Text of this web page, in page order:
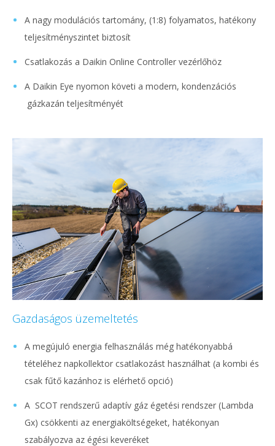
A nagy modulációs tartomány, (1:8) folyamatos, hatékony
teljesítményszintet biztosít
Csatlakozás a Daikin Online Controller vezérlőhöz
A Daikin Eye nyomon követi a modern, kondenzációs
gázkazán teljesítményét
Gazdaságos üzemeltetés
A megújuló energia felhasználás még hatékonyabbá
tételéhez napkollektor csatlakozást használhat (a kombi és
csak fűtő kazánhoz is elérhető opció)
A SCOT rendszerű adaptív gáz égetési rendszer (Lambda
Gx) csökkenti az energiaköltségeket, hatékonyan
szabályozva az égési keveréket